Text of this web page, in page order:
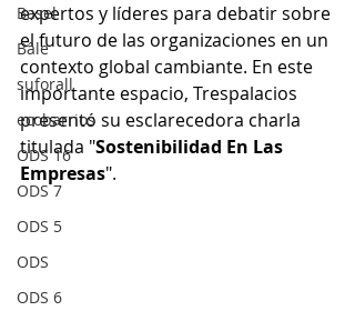
Basel
Bâle
suforall
ecobarrios
ODS 16
ODS 7
ODS 5
ODS
ODS 6
expertos y líderes para debatir sobre
el futuro de las organizaciones en un
contexto global cambiante. En este
importante espacio, Trespalacios
presentó su esclarecedora charla
titulada "Sostenibilidad En Las
Empresas".